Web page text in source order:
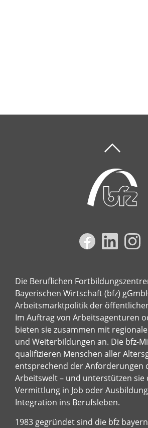
Die Beruflichen
Bayerischen Wirtschaft (bfz)
Arbeitsmarktpolitik der
Im Auftrag von Arbeitsagenturen
bieten sie zusammen mit
und Weiterbildungen an. Die bfz-
qualifizieren Menschen aller
entsprechend der Anforderungen
Arbeitswelt – und unterstützen sie
Vermittlung in Job oder
Integration ins Berufsleben.
1983 gegründet sind die bfz